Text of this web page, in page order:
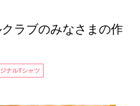
ラブのみなさまの作
ナルTシャツ